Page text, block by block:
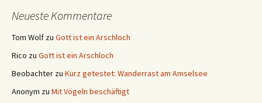
Neueste Kommentare
Tom Wolf zu Gott ist ein Arschloch
Rico zu Gott ist ein Arschloch
Beobachter zu Kurz getestet: Wanderrast am Amselsee
Anonym zu Mit Vögeln beschäftigt